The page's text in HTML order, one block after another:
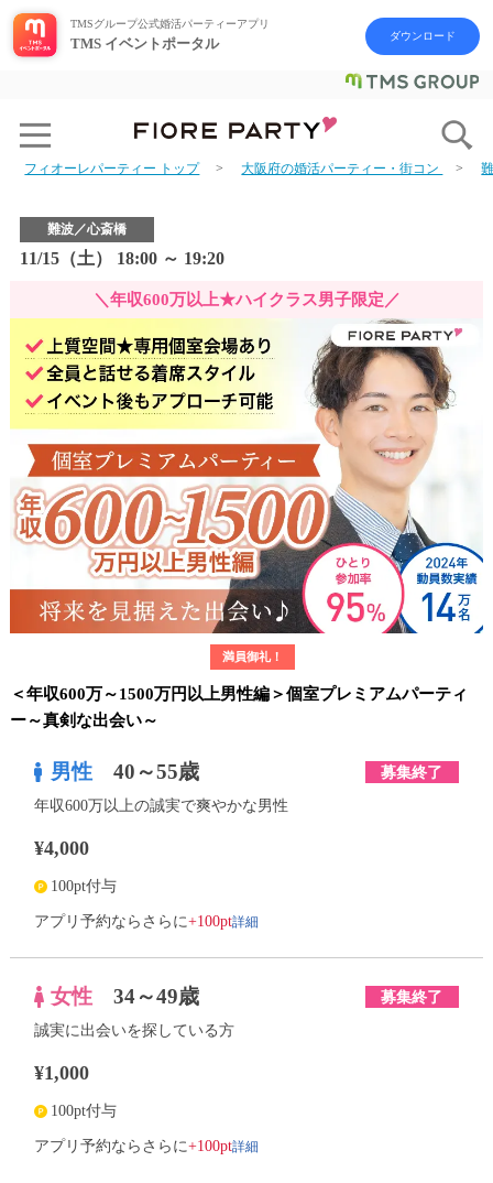
TMSグループ公式婚活パーティーアプリ
TMS イベントポータル ダウンロード
フィオーレパーティー トップ 大阪府の婚活パーティー・街コン
難波／心斎橋
11/15（土） 18:00 ～ 19:20
＼年収600万以上★ハイクラス男子限定／
満員御礼！
＜年収600万～1500万円以上男性編＞個室プレミアムパーティ
ー～真剣な出会い～
男性 40～55歳 募集終了
年収600万以上の誠実で爽やかな男性
¥4,000
100pt付与
アプリ予約ならさらに+100pt詳細
女性 34～49歳 募集終了
誠実に出会いを探している方
¥1,000
100pt付与
アプリ予約ならさらに+100pt詳細